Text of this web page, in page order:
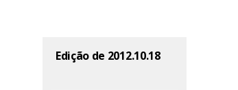
Edição de 2012.10.18